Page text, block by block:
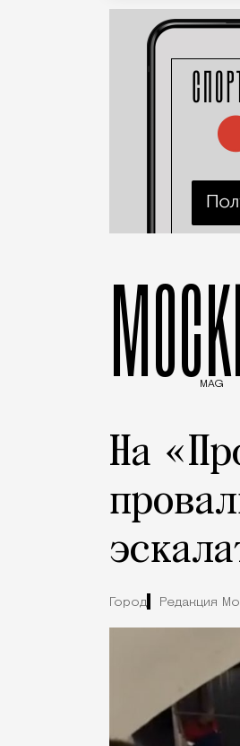
MAG
На
Город Редакция